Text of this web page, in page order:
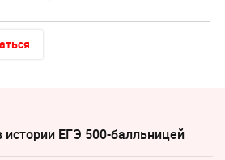
истории ЕГЭ 500-балльницей